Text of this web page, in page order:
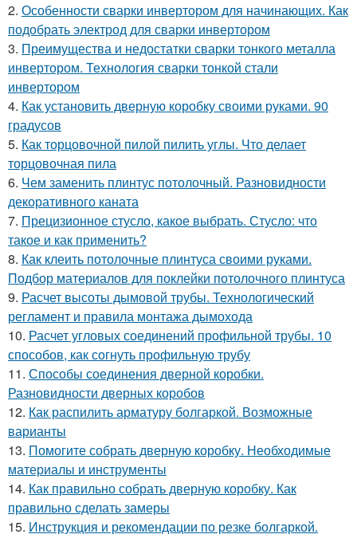
2. Особенности сварки инвертором для начинающих. Как
подобрать электрод для сварки инвертором
3. Преимущества и недостатки сварки тонкого металла
инвертором. Технология сварки тонкой стали
инвертором
4. Как установить дверную коробку своими руками. 90
градусов
5. Как торцовочной пилой пилить углы. Что делает
торцовочная пила
6. Чем заменить плинтус потолочный. Разновидности
декоративного каната
7. Прецизионное стусло, какое выбрать. Стусло: что
такое и как применить?
8. Как клеить потолочные плинтуса своими руками.
Подбор материалов для поклейки потолочного плинтуса
9. Расчет высоты дымовой трубы. Технологический
регламент и правила монтажа дымохода
10. Расчет угловых соединений профильной трубы. 10
способов, как согнуть профильную трубу
11. Способы соединения дверной коробки.
Разновидности дверных коробов
12. Как распилить арматуру болгаркой. Возможные
варианты
13. Помогите собрать дверную коробку. Необходимые
материалы и инструменты
14. Как правильно собрать дверную коробку. Как
правильно сделать замеры
15. Инструкция и рекомендации по резке болгаркой.